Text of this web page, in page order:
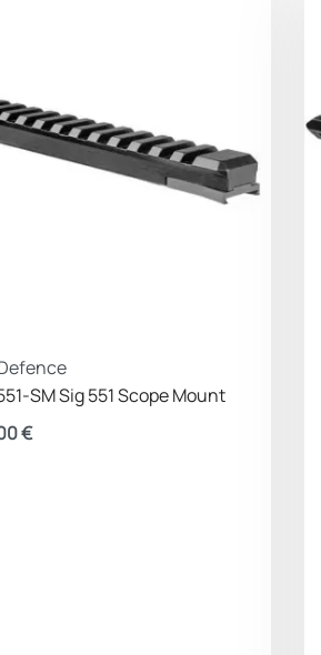
SM Sig 551 Scope Mount
€